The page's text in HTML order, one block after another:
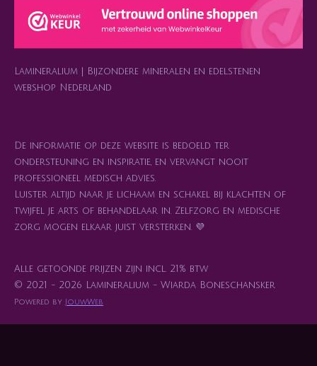
r
a
p
p
e
s
Lamineralium | Bijzondere mineralen en edelstenen
webshop Nederland
De informatie op deze website is bedoeld ter
ondersteuning en inspiratie, en vervangt nooit
professioneel medisch advies.
Luister altijd naar je lichaam en schakel bij klachten of
twijfel je arts of behandelaar in. Zelfzorg en medische
zorg mogen elkaar juist versterken. 💜
Alle getoonde prijzen zijn incl. 21% btw
© 2021 - 2026 Lamineralium - Wiarda Boneschansker
Powered by JouwWeb